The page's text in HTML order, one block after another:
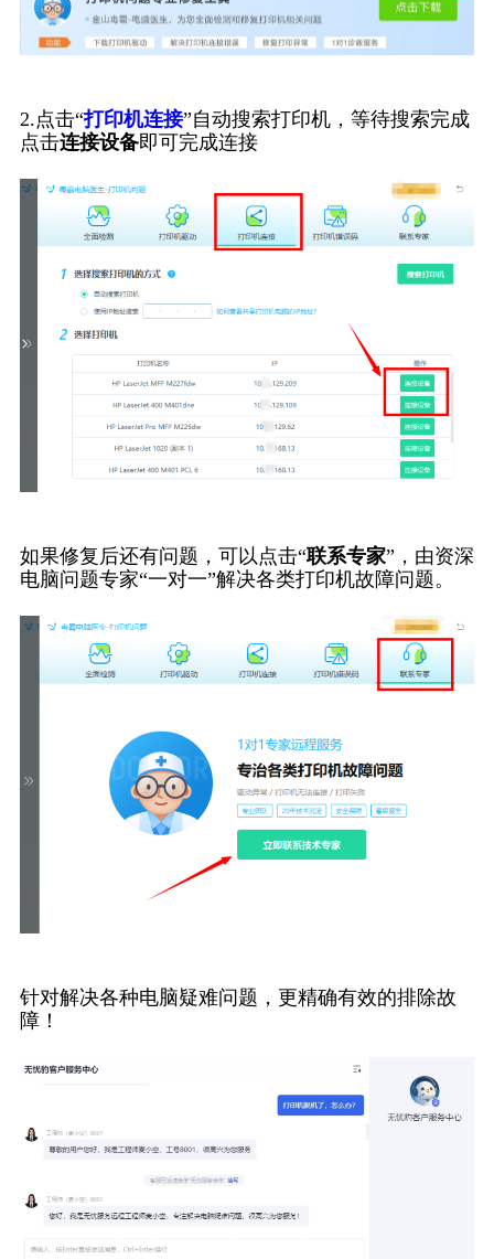
2.点击“打印机连接”自动搜索打印机，等待搜索完成
点击连接设备即可完成连接
如果修复后还有问题，可以点击“联系专家”，由资深
电脑问题专家“一对一”解决各类打印机故障问题。
针对解决各种电脑疑难问题，更精确有效的排除故
障！